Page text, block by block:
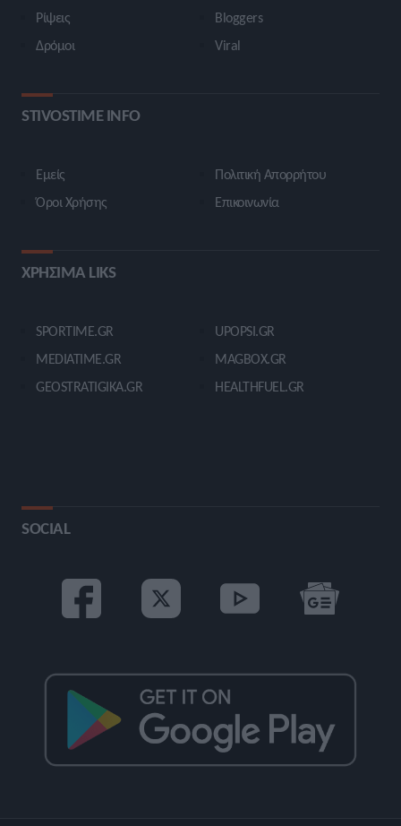
Ρίψεις
Δρόμοι
Bloggers
Viral
STIVOSTIME INFO
Εμείς
Όροι Χρήσης
Πολιτική Απορρήτου
Επικοινωνία
ΧΡΗΣΙΜΑ LIKS
SPORTIME.GR
MEDIATIME.GR
GEOSTRATIGIKA.GR
UPOPSI.GR
MAGBOX.GR
HEALTHFUEL.GR
SOCIAL